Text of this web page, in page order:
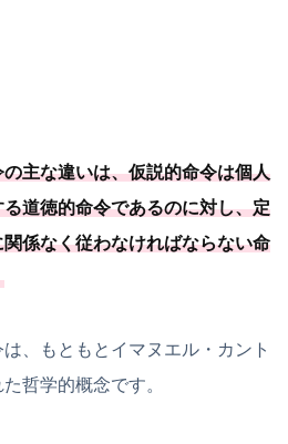
主な違いは、仮説的命令は個人
道徳的命令であるのに対し、定
係なく従わなければならない命
、もともとイマヌエル・カント
哲学的概念です。